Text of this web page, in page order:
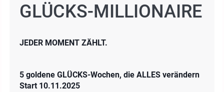
GLÜCKS-MILLIONAIRE
JEDER MOMENT ZÄHLT.
5 goldene GLÜCKS-Wochen, die ALLES verändern
Start 10.11.2025